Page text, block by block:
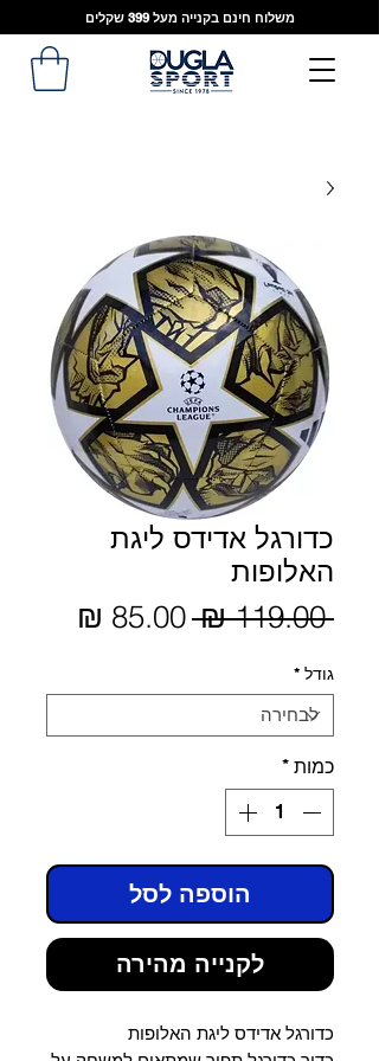
משלוח חינם בקנייה מעל 399 שקלים
כדורגל אדידס ליגת
האלופות
‏119.00 ‏₪
מחיר
גודל *
כמות *
הוספה לסל
לקנייה מהירה
כדורגל אדידס ליגת האלופות